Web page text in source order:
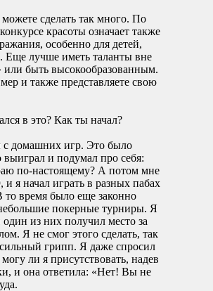
сделать так много. По
красоты означает также
особенно для детей,
Еще лучше иметь таланты вне
или быть высокообразованным.
и также представляете свою
в это? Как ты начал?
с домашних игр. Это было
выиграл и подумал про себя:
по-настоящему? А потом мне
и я начал играть в разных пабах
время было еще законно
покерные турниры. Я
из них получил место за
Я не смог этого сделать, так
грипп. Я даже спросил
ли я присутствовать, надев
и она ответила: «Нет! Вы не